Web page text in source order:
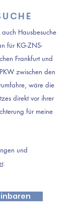
Hausbesuche
für KG-ZNS-
Frankfurt und
zwischen den
wäre die
direkt vor ihrer
für meine
und
.